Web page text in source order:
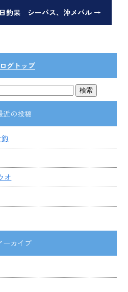
釣果 シーバス、沖メバル →
グトップ
近の投稿
オ
ーカイブ